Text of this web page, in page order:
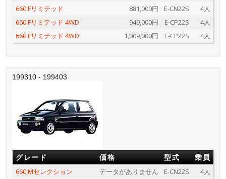
660 Fリミテッド
881,000円 E-CN22S
4人
660 Fリミテッド 4WD
949,000円 E-CP22S
4人
660 Fリミテッド 4WD
1,009,000円 E-CP22S 4人
199310 - 199403
グレード 価格 型式 乗員
660 Mセレクション データがありません E-CN22S
4人